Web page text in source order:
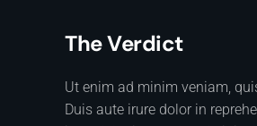
The Verdict
Ut enim ad minim veniam,
Duis aute irure dolor in